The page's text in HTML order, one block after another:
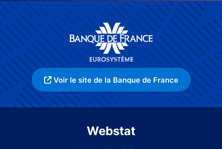
Voir le site de la Banque de France
Webstat